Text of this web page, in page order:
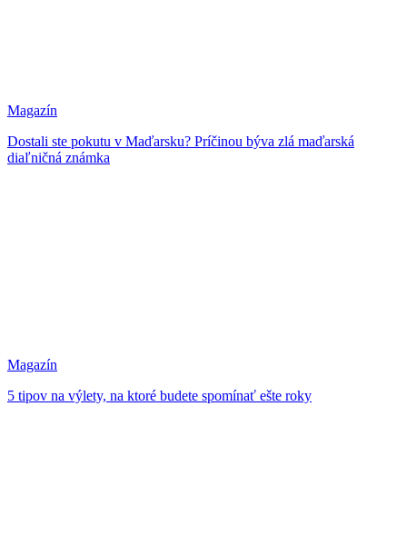
Magazín
Dostali ste pokutu v Maďarsku? Príčinou býva zlá maďarská
diaľničná známka
Magazín
5 tipov na výlety, na ktoré budete spomínať ešte roky